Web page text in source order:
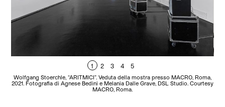
1 2 3 4 5
Wolfgang Stoerchle, “ARITMICI”. Veduta della mostra presso MACRO, Roma,
2021. Fotografia di Agnese Bedini e Melania Dalle Grave, DSL Studio. Courtesy
MACRO, Roma.